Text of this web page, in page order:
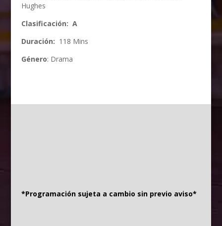
Hughes
Clasificación: A
Duración: 118 Mins
Género: Drama
*Programación sujeta a cambio sin previo aviso*